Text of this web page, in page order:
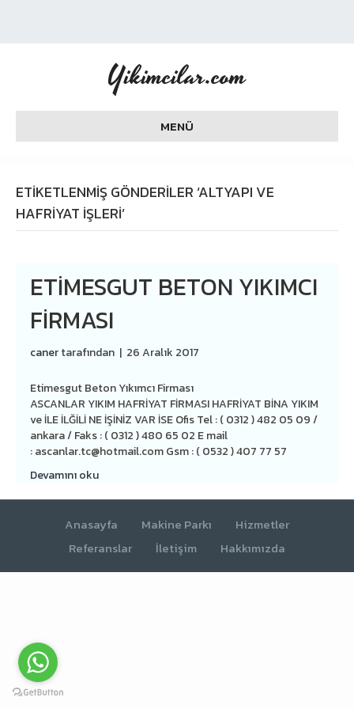
Yikimcilar.com
MENÜ
ETIKETLENMIŞ GÖNDERILER ‘ALTYAPI VE
HAFRIYAT IŞLERI’
ETIMESGUT BETON YIKIMCI
FIRMASI
canertarafından | 26 Aralık 2017
Etimesgut Beton Yıkımcı Firması
ASCANLAR YIKIM HAFRİYAT FİRMASI HAFRİYAT BİNA YIKIM
ve İLE İLĞİLİ NE İŞİNİZ VAR İSE Ofis Tel : ( 0312 ) 482 05 09 /
ankara / Faks : ( 0312 ) 480 65 02 E mail
:ascanlar.tc@hotmail.comGsm : ( 0532 ) 407 77 57
Devamını oku
Anasayfa Makine Parkı
Hizmetler
Referanslar
İletişim Hakkımızda